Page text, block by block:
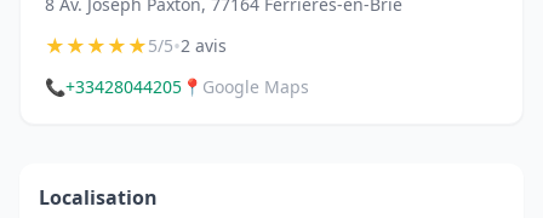
8 Av. Joseph Paxton, 77164 Ferrières-en-Brie
★★★★★5/5•2 avis
📞+33428044205 📍 Google Maps
Localisation